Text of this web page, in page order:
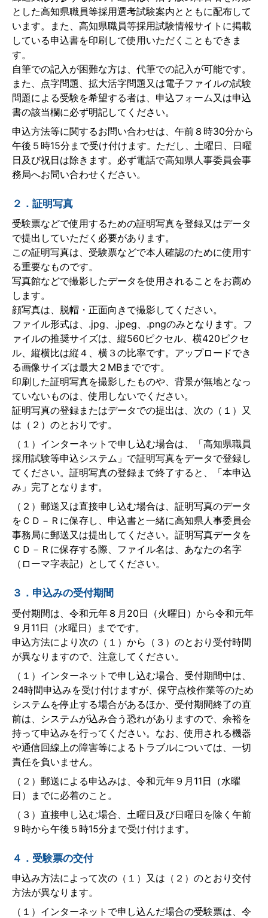
とした高知県職員等採用選考試験案内とともに配布して
います。また、高知県職員等採用試験情報サイトに掲載
している申込書を印刷して使用いただくこともできま
す。
自筆での記入が困難な方は、代筆での記入が可能です。
また、点字問題、拡大活字問題又は電子ファイルの試験
問題による受験を希望する者は、申込フォーム又は申込
書の該当欄に必ず明記してください。
申込方法等に関するお問い合わせは、午前８時30分から
午後５時15分まで受け付けます。ただし、土曜日、日曜
日及び祝日は除きます。必ず電話で高知県人事委員会事
務局へお問い合わせください。
２．証明写真
受験票などで使用するための証明写真を登録又はデータ
で提出していただく必要があります。
この証明写真は、受験票などで本人確認のために使用す
る重要なものです。
写真館などで撮影したデータを使用されることをお薦め
します。
顔写真は、脱帽・正面向きで撮影してください。
ファイル形式は、.jpg、.jpeg、.pngのみとなります。フ
ァイルの推奨サイズは、縦560ピクセル、横420ピクセ
ル、縦横比は縦４、横３の比率です。アップロードでき
る画像サイズは最大２MBまでです。
印刷した証明写真を撮影したものや、背景が無地となっ
ていないものは、使用しないでください。
証明写真の登録またはデータでの提出は、次の（１）又
は（２）のとおりです。
（１）インターネットで申し込む場合は、「高知県職員
採用試験等申込システム」で証明写真をデータで登録し
てください。証明写真の登録まで終了すると、「本申込
み」完了となります。
（２）郵送又は直接申し込む場合は、証明写真のデータ
をＣＤ－Ｒに保存し、申込書と一緒に高知県人事委員会
事務局に郵送又は提出してください。証明写真データを
ＣＤ－Ｒに保存する際、ファイル名は、あなたの名字
（ローマ字表記）としてください。
３．申込みの受付期間
受付期間は、令和元年８月20日（火曜日）から令和元年
９月11日（水曜日）までです。
申込方法により次の（１）から（３）のとおり受付時間
が異なりますので、注意してください。
（１）インターネットで申し込む場合、受付期間中は、
24時間申込みを受け付けますが、保守点検作業等のため
システムを停止する場合があるほか、受付期間終了の直
前は、システムが込み合う恐れがありますので、余裕を
持って申込みを行ってください。なお、使用される機器
や通信回線上の障害等によるトラブルについては、一切
責任を負いません。
（２）郵送による申込みは、令和元年９月11日（水曜
日）までに必着のこと。
（３）直接申し込む場合、土曜日及び日曜日を除く午前
９時から午後５時15分まで受け付けます。
４．受験票の交付
申込み方法によって次の（１）又は（２）のとおり交付
方法が異なります。
（１）インターネットで申し込んだ場合の受験票は、令